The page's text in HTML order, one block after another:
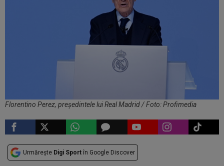
Florentino Perez, președintele lui Real Madrid / Foto: Profimedia
Urmărește Digi Sport în Google Discover